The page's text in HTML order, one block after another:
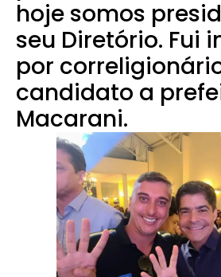
hoje somos
seu Diretório. Fui
por
candidato a
Macarani.